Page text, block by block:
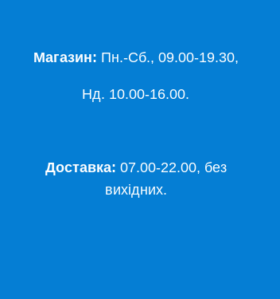
Магазин: Пн.-Сб., 09.00-19.30,
Нд. 10.00-16.00.
Доставка: 07.00-22.00, без
вихідних.